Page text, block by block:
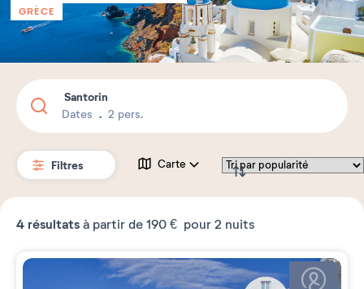
GRÈCE
Santorin
Dates 2 pers.
Filtres Carte
4 résultats à partir de 190 € pour 2 nuits